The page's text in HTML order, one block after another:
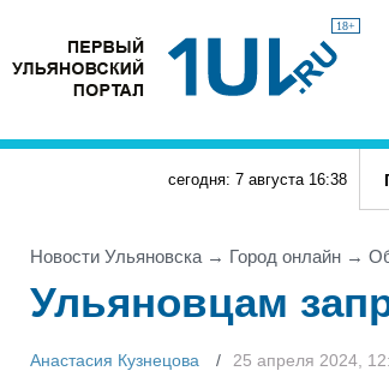
18+
Директор ульяновской топливной компании
скрыл от налоговиков больше 48 млн рублей
сегодня: 7 августа 16:38
Новости Ульяновска → Город онлайн →
Ульяновцам
Анастасия Кузнецова 25 апреля 2024,